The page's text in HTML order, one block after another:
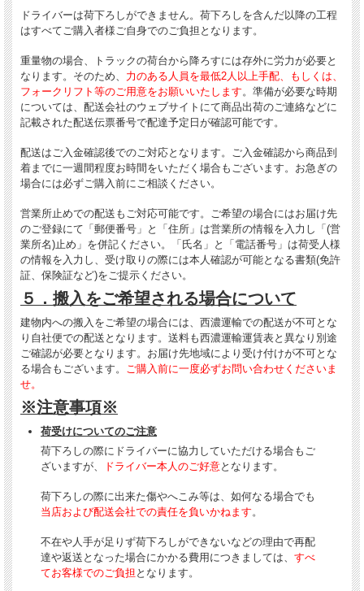
ドライバーは荷下ろしができません。荷下ろしを含んだ以降の工程
はすべてご購入者様ご自身でのご負担となります。
重量物の場合、トラックの荷台から降ろすには存外に労力が必要と
なります。そのため、 力のある人員を最低2人以上手配、もしくは、
フォークリフト等のご用意をお願いいたします。準備が必要な時期
については、配送会社のウェブサイトにて商品出荷のご連絡などに
記載された配送伝票番号で配達予定日が確認可能です。
配送はご入金確認後でのご対応となります。ご入金確認から商品到
着までに一週間程度お時間をいただく場合もございます。お急ぎの
場合には必ずご購入前にご相談ください。
営業所止めでの配送もご対応可能です。ご希望の場合にはお届け先
のご登録にて「郵便番号」と「住所」は営業所の情報を入力し「(営
業所名)止め」を併記ください。「氏名」と「電話番号」は荷受人様
の情報を入力し、受け取りの際には本人確認が可能となる書類(免許
証、保険証など)をご提示ください。
５．搬入をご希望される場合について
建物内への搬入をご希望の場合には、西濃運輸での配送が不可とな
り自社便での配送となります。送料も西濃運輸運賃表と異なり別途
ご確認が必要となります。お届け先地域により受け付けが不可とな
る場合もございます。 ご購入前に一度必ずお問い合わせくださいま
せ。
※注意事項※
荷受けについてのご注意
荷下ろしの際にドライバーに協力していただける場合もご
ざいますが、
ドライバー本人のご好意となります。
荷下ろしの際に出来た傷やへこみ等は、如何なる場合でも
当店および配送会社での責任を負いかねます。
不在や人手が足りず荷下ろしができないなどの理由で再配
達や返送となった場合にかかる費用につきましては、 すべ
てお客様でのご負担 となります。